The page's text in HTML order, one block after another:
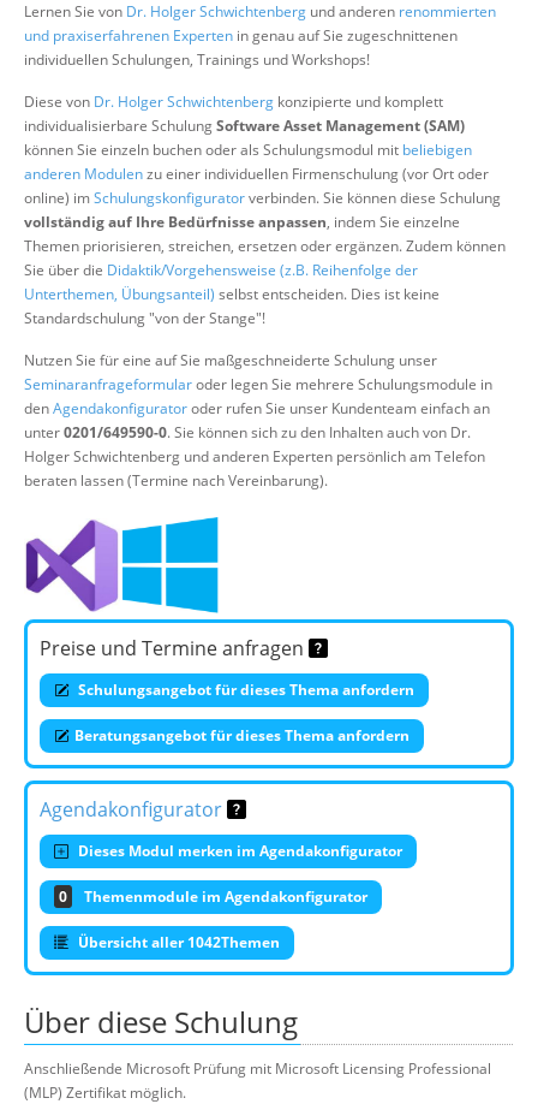
Suche
Lernen Sie von Dr. Holger Schwichtenberg und anderen renommierten
und praxiserfahrenen Experten in genau auf Sie zugeschnittenen
individuellen Schulungen, Trainings und Workshops!
Diese von Dr. Holger Schwichtenberg konzipierte und komplett
individualisierbare SchulungSoftware Asset Management (SAM)
können Sie einzeln buchen oder als Schulungsmodul mit beliebigen
anderen Modulenzu einer individuellen Firmenschulung (vor Ort oder
online) imSchulungskonfiguratorverbinden. Sie können diese Schulung
vollständig auf Ihre Bedürfnisse anpassen, indem Sie einzelne
Themen priorisieren, streichen, ersetzen oder ergänzen. Zudem können
Sie über die Didaktik/Vorgehensweise (z.B. Reihenfolge der
Unterthemen, Übungsanteil) selbst entscheiden. Dies ist keine
Standardschulung "von der Stange"!
Nutzen Sie für eine auf Sie maßgeschneiderte Schulung unser
Seminaranfrageformularoder legen Sie mehrere Schulungsmodule in
denAgendakonfiguratoroder rufen Sie unser Kundenteam einfach an
unter0201/649590-0. Sie können sich zu den Inhalten auch von Dr.
Holger Schwichtenberg und anderen Experten persönlich am Telefon
beraten lassen (Termine nach Vereinbarung).
Preise und Termine anfragen
Schulungsangebot für dieses Thema anfordern
Beratungsangebot für dieses Thema anfordern
Agendakonfigurator
Dieses Modul merken im Agendakonfigurator
0 Themenmodule im Agendakonfigurator
Übersicht aller 1042Themen
Über diese Schulung
Anschließende Microsoft Prüfung mit Microsoft Licensing Professional
(MLP) Zertifikat möglich.